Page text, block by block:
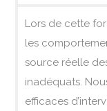
Lors de cette
les
source réelle
inadéquats.
efficaces